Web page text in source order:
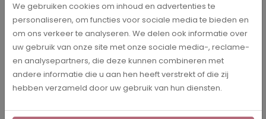
Beschrijving
Op zoek naar een inspirerende quote voor aan de muur? Ga
voor de muurcirkel 'Where flowers bloom so does hope'. De
muurcirkel is verkrijgbaar in veel verschillende formaten op
dibond en forex.
We gebruiken cookies om inhoud en advertenties te
personaliseren, om functies voor sociale media te bieden en
om ons verkeer te analyseren. We delen ook informatie over
uw gebruik van onze site met onze sociale media-, reclame-
en analysepartners, die deze kunnen combineren met
andere informatie die u aan hen heeft verstrekt of die zij
hebben verzameld door uw gebruik van hun diensten.